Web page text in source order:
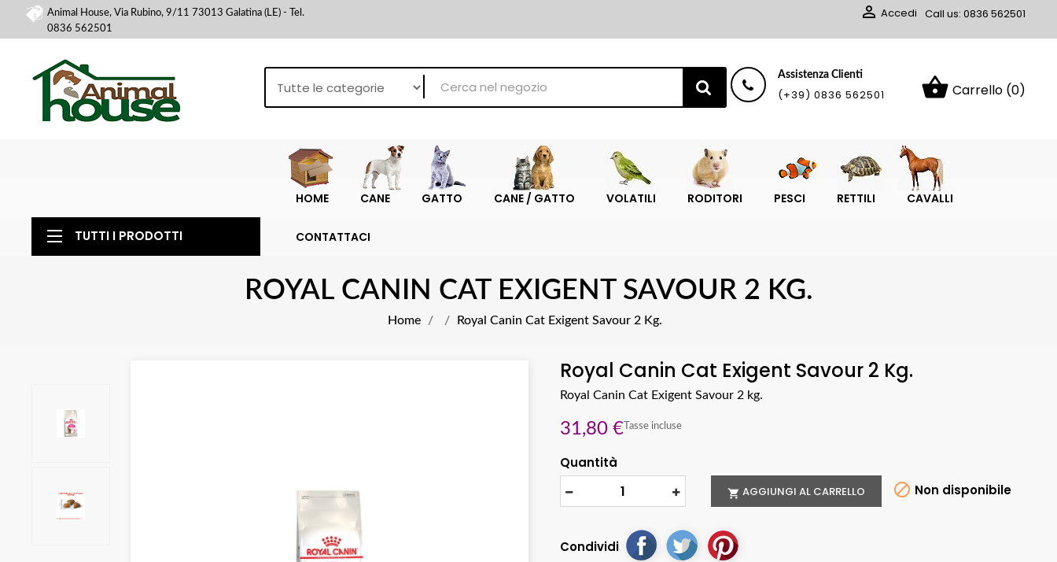
Animal House, Via Rubino, 9/11 73013 Galatina (LE) - Tel.
0836 562501
 Accedi Call us: 0836 562501
shopping_basket Carrello (0)
Assistenza Clienti
(+39) 0836 562501
HOME CANE GATTO CANE / GATTO VOLATILI RODITORI PESCI RETTILI CAVALLI
CONTATTACI
TUTTI I PRODOTTI
ROYAL CANIN CAT EXIGENT SAVOUR 2 KG.
Home Royal Canin Cat Exigent Savour 2 Kg.
Royal Canin Cat Exigent Savour 2 Kg.
Royal Canin Cat Exigent Savour 2 kg.
31,80 € Tasse incluse
Quantità
 AGGIUNGI AL CARRELLO  Non disponibile
Condividi